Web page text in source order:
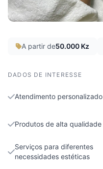
A partir de50.000 Kz
DADOS DE INTERESSE
Atendimento personalizado
Produtos de alta qualidade
Serviços para diferentes
necessidades estéticas